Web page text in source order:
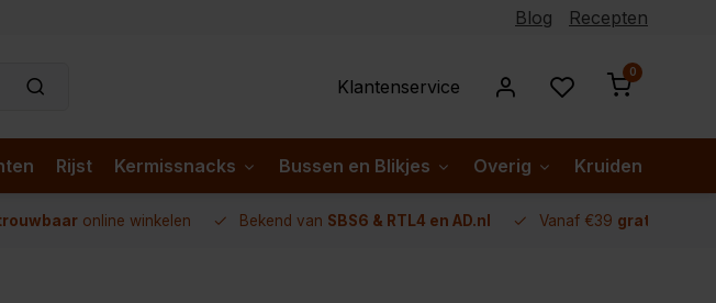
Blog Recepten
Klantenservice
0
Rijst Kermissnacks Bussen en Blikjes Overig Kruiden per
online winkelen Bekend van SBS6 & RTL4 en AD.nl Vanaf €39 gratis